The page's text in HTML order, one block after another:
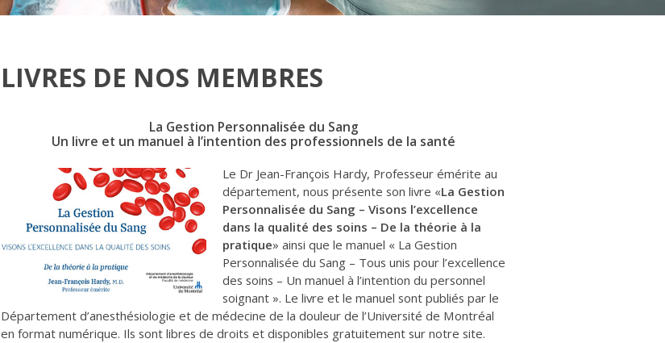
LIVRES DE NOS MEMBRES
La Gestion Personnalisée du Sang
Un livre et un manuel à l’intention des professionnels de la santé
Le Dr Jean-François Hardy, Professeur émérite au
département, nous présente son livre «La Gestion
Personnalisée du Sang – Visons l’excellence
dans la qualité des soins – De la théorie à la
pratique» ainsi que le manuel « La Gestion
Personnalisée du Sang – Tous unis pour l’excellence
des soins – Un manuel à l’intention du personnel
soignant ». Le livre et le manuel sont publiés par le
Département d’anesthésiologie et de médecine de la douleur de l’Université de Montréal
en format numérique. Ils sont libres de droits et disponibles gratuitement sur notre site.